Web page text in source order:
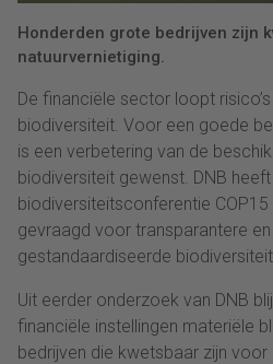
Honderden grote bedrijven zijn
natuurvernietiging.
De financiële sector loopt
biodiversiteit. Voor een goede
is een verbetering van de
biodiversiteit gewenst. DNB
biodiversiteitsconferentie
gevraagd voor transparantere
gestandaardiseerde
Uit eerder onderzoek van DNB
financiële instellingen materiële
bedrijven die kwetsbaar zijn voor